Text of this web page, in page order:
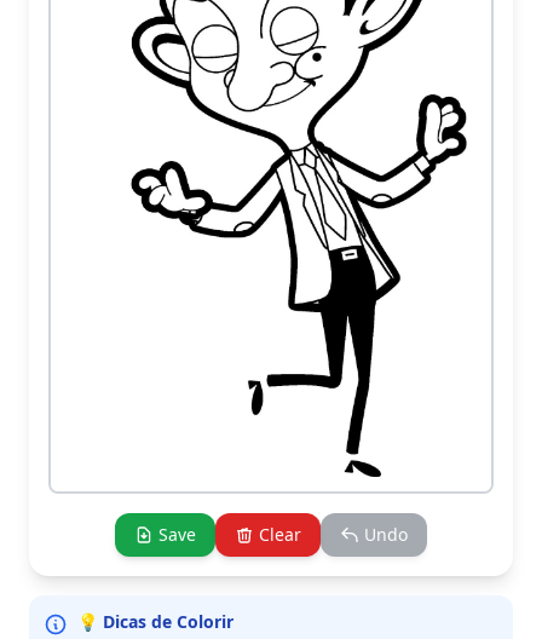
Save Clear Undo
💡 Dicas de Colorir